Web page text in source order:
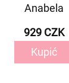
Anabela
929 CZK
Kupić